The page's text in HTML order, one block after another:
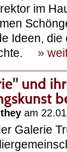
im
Ideen,
»
und
am
Galerie